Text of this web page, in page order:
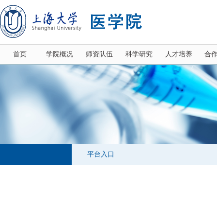
首页 学院概况 师资队伍 科学研究 人才培养 合
平台入口